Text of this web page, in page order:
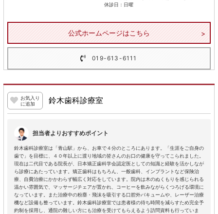
休診日：日曜
公式ホームページはこちら
019-613-6111
お気入り
に追加
鈴木歯科診療室
担当者よりおすすめポイント
鈴木歯科診療室は「青山駅」から、お車で４分のところにあります。「生涯をご自身の
歯で」を目標に、４０年以上に渡り地域の皆さんのお口の健康を守ってこられました。
現在は二代目である院長が、日本矯正歯科学会認定医としての知識と経験を活かしなが
ら診療にあたっています。矯正歯科はもちろん、一般歯科、インプラントなど保険治
療、自費治療にかかわらず幅広く対応をしています。院内は木のぬくもりを感じられる
温かい雰囲気で、マッサージチェアが置かれ、コーヒーを飲みながらくつろげる環境に
なっています。また治療中の粉塵・飛沫を吸引する口腔外バキュームや、レーザー治療
機など設備も整っています。鈴木歯科診療室では患者様の待ち時間を減らすため完全予
約制を採用し、通院の難しい方にも治療を受けてもらえるよう訪問資料も行っていま